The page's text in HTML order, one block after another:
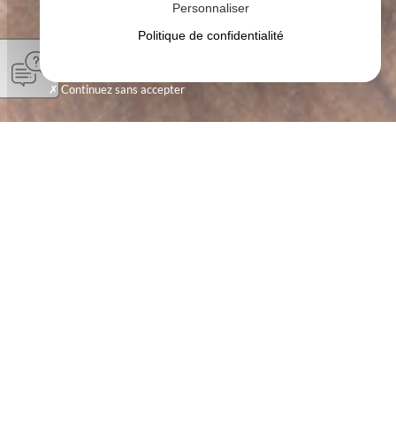
Personnaliser
Politique de confidentialité
Continuez sans accepter